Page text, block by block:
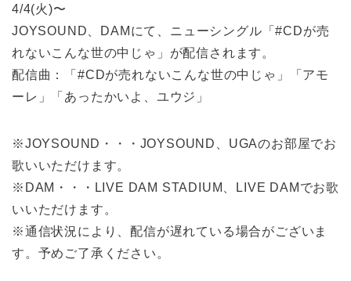
4/4(火)〜
JOYSOUND、DAMにて、ニューシングル「#CDが売
れないこんな世の中じゃ」が配信されます。
配信曲：「#CDが売れないこんな世の中じゃ」「アモ
ーレ」「あったかいよ、ユウジ」
※JOYSOUND・・・JOYSOUND、UGAのお部屋でお
歌いいただけます。
※DAM・・・LIVE DAM STADIUM、LIVE DAMでお歌
いいただけます。
※通信状況により、配信が遅れている場合がございま
す。予めご了承ください。